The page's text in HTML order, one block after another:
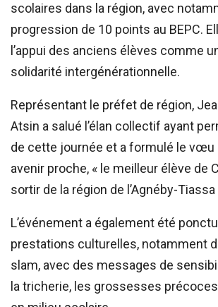
scolaires dans la région, avec
progression de 10 points au BEPC.
l’appui des anciens élèves comme
solidarité intergénérationnelle.
Représentant le préfet de région,
Atsin a salué l’élan collectif ayant
de cette journée et a formulé le vœu
avenir proche, « le meilleur élève de
sortir de la région de l’Agnéby-Tiassa
L’événement a également été
prestations culturelles, notamment
slam, avec des messages de
la tricherie, les grossesses